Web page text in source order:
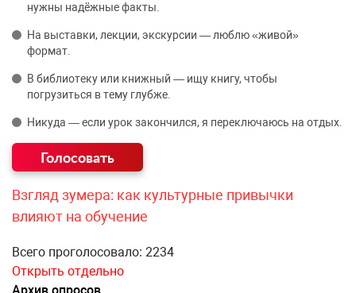
нужны надёжные факты.
На выставки, лекции, экскурсии — люблю «живой»
формат.
В библиотеку или книжный — ищу книгу, чтобы
погрузиться в тему глубже.
Никуда — если урок закончился, я переключаюсь на отдых.
Взгляд зумера: как культурные привычки
влияют на обучение
Всего проголосовало: 2234
Открыть отдельно